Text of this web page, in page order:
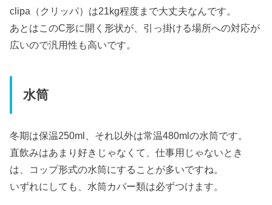
clipa（クリッパ）は21kg程度まで大丈夫なんです。
あとはこのC形に開く形状が、引っ掛ける場所への対応が
広いので汎用性も高いです。
水筒
冬期は保温250ml、それ以外は常温480mlの水筒です。
直飲みはあまり好きじゃなくて、仕事用じゃないとき
は、コップ形式の水筒にすることが多いですね。
いずれにしても、水筒カバー類は必ずつけます。